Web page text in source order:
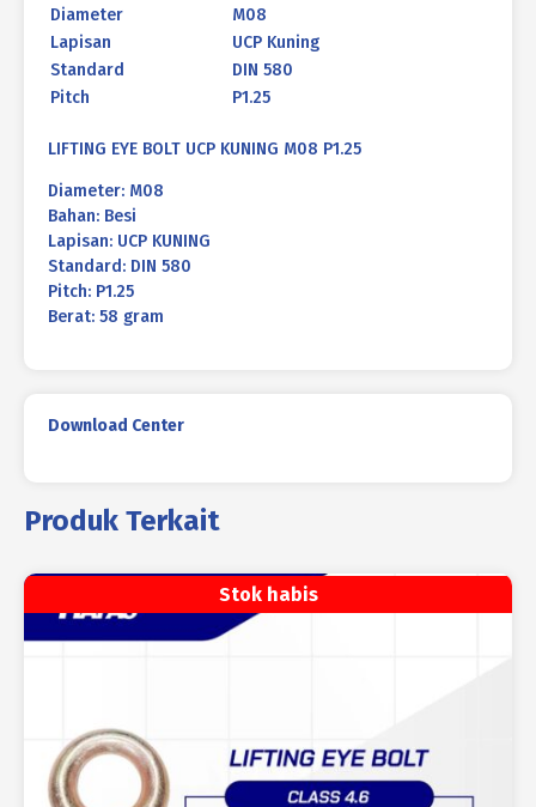
Diameter
M08
Lapisan
UCP Kuning
Standard
DIN 580
Pitch
P1.25
LIFTING EYE BOLT UCP KUNING M08 P1.25
Diameter: M08
Bahan: Besi
Lapisan: UCP KUNING
Standard: DIN 580
Pitch: P1.25
Berat: 58 gram
Download Center
Produk Terkait
Stok habis